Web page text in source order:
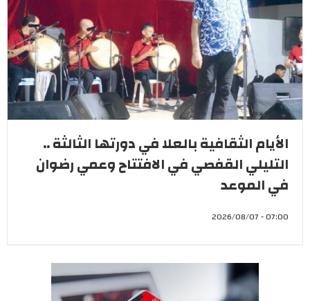
الأيام الثقافية بالعلا في دورتها الثالثة ..
التليلي القفصي في الافتتاح وعمي رضوان
في الموعد
07:00 - 2026/08/07